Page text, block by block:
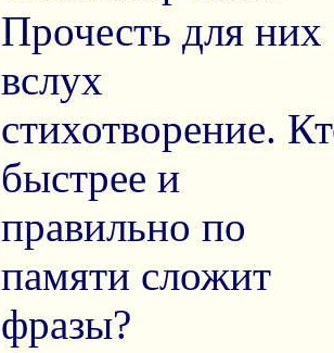
Прочесть для них
вслух
стихотворение.
быстрее и
правильно по
памяти сложит
фразы?